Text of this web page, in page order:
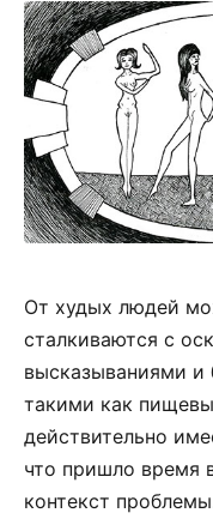
От худых людей
сталкиваются с
высказываниями и
такими как
действительно
что пришло время
контекст